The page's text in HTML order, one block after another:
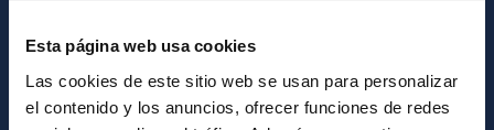
Esta página web usa cookies
Las cookies de este sitio web se usan para personalizar
el contenido y los anuncios, ofrecer funciones de redes
Contacto